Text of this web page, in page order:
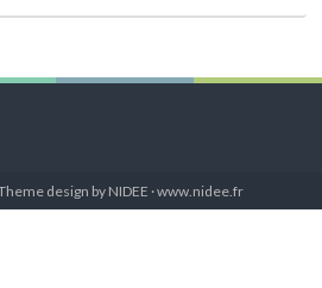
design by NIDEE · www.nidee.fr